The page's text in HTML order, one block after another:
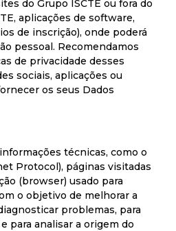
do Grupo ISCTE ou fora do
aplicações de software,
de inscrição), onde poderá
pessoal. Recomendamos
de privacidade desses
sociais, aplicações ou
os seus Dados
técnicas, como o
Protocol), páginas visitadas
(browser) usado para
o objetivo de melhorar a
problemas, para
para analisar a origem do